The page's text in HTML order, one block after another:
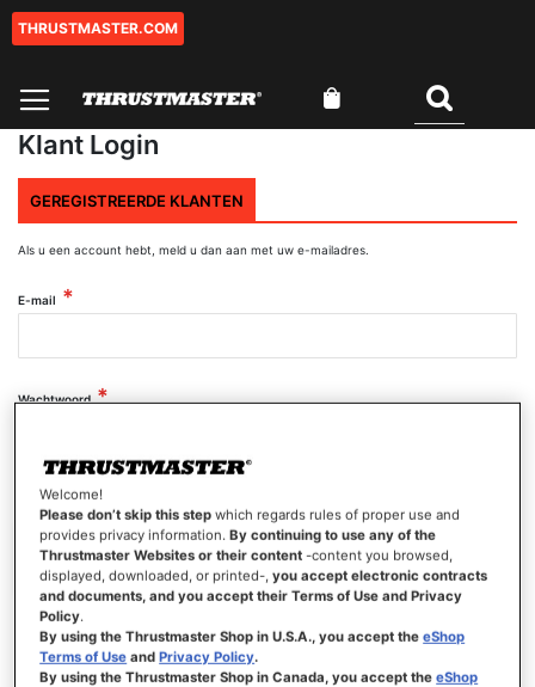
Ga
inhoud
THRUSTMASTER.COM
Klant Login
GEREGISTREERDE KLANTEN
Als u een account hebt, meld u dan aan met uw e-mailadres.
E-mail
Wachtwoord
Wachtwoord tonen
INLOGGEN
Wachtwoord vergeten?
Welcome!
Please don’t skip this step which regards rules of proper use and
provides privacy information.By continuing to use any of the
Thrustmaster Websites or their content -content you browsed,
displayed, downloaded, or printed-,you accept electronic contracts
and documents, and you accept their Terms of Use and Privacy
Policy.
By using the Thrustmaster Shop in U.S.A., you accept theeShop
Terms of Use andPrivacy Policy.
By using the Thrustmaster Shop in Canada, you accept theeShop